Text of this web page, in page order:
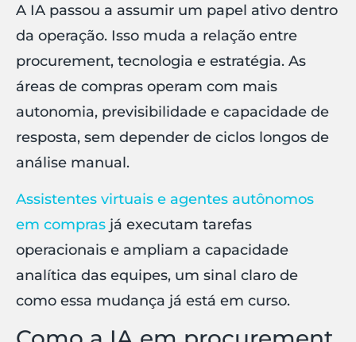
A IA passou a assumir um papel ativo dentro
da operação. Isso muda a relação entre
procurement, tecnologia e estratégia. As
áreas de compras operam com mais
autonomia, previsibilidade e capacidade de
resposta, sem depender de ciclos longos de
análise manual.
Assistentes virtuais e agentes autônomos
em compras já executam tarefas
operacionais e ampliam a capacidade
analítica das equipes, um sinal claro de
como essa mudança já está em curso.